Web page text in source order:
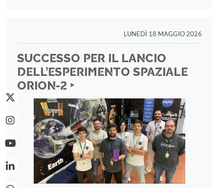
LUNEDÌ 18 MAGGIO 2026
SUCCESSO PER IL LANCIO
DELL’ESPERIMENTO SPAZIALE
ORION-2 ‣